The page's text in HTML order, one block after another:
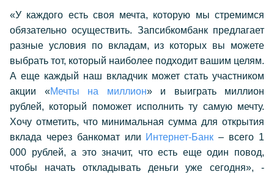
«У каждого есть своя мечта, которую мы стремимся
обязательно осуществить. Запсибкомбанк предлагает
разные условия по вкладам, из которых вы можете
выбрать тот, который наиболее подходит вашим целям.
А еще каждый наш вкладчик может стать участником
акции «Мечты на миллион» и выиграть миллион
рублей, который поможет исполнить ту самую мечту.
Хочу отметить, что минимальная сумма для открытия
вклада через банкомат или Интернет-Банк – всего 1
000 рублей, а это значит, что есть еще один повод,
чтобы начать откладывать деньги уже сегодня», -